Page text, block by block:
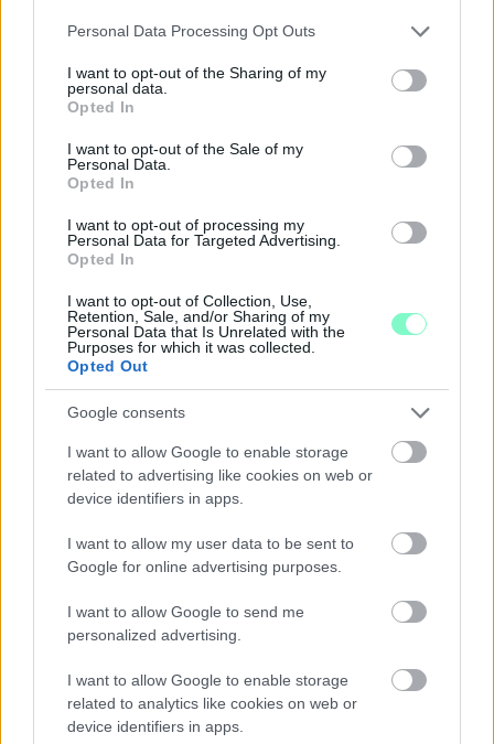
Please note that this website/app uses one or more Google
not limited to your visit or usage behaviour. You may click to
grant or deny consent to Google and its third-party tags to
use your data for below specified purposes in below Google
consent section.
Personal Data Processing Opt Outs
I want to opt-out of the Sharing of my
personal data.
Opted In
I want to opt-out of the Sale of my
Personal Data.
Opted In
I want to opt-out of processing my
Personal Data for Targeted Advertising.
Opted In
I want to opt-out of Collection, Use,
Retention, Sale, and/or Sharing of my
Personal Data that Is Unrelated with the
Purposes for which it was collected.
Opted Out
Google consents
I want to allow Google to enable storage
related to advertising like cookies on web or
device identifiers in apps.
I want to allow my user data to be sent to
Google for online advertising purposes.
I want to allow Google to send me
personalized advertising.
I want to allow Google to enable storage
related to analytics like cookies on web or
device identifiers in apps.
A RÓMAIAKTÓL AZ AGYAGKATONÁKIG –
TÁRLATVEZETÉSEK, WORKSHOP ÉS
KÖZÖNSÉGTALÁLKOZÓ VÁRJA A LÁTOGATÓKAT A
GYŐRI RÓMER MÚZEUMBAN
hét második felére, a hőségriadó idején ráadásul a Várkazamata
– Kőtár is díjmentesen látogatható.
CZUNYINÉ HARCA A GMAIL ÉS AZ ÖNKÉNY ELLEN
- LETILTOTTA A GOOGLE A VÉDVONAL LEVELEZŐ
FIÓKJÁT